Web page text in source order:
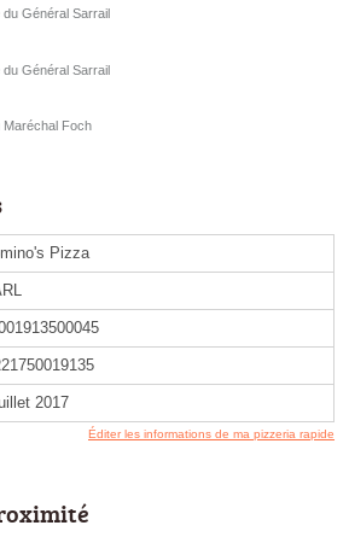
Général Sarrail
Général Sarrail
Maréchal Foch
Pizza
2017
Éditer les informations de ma pizzeria rapide